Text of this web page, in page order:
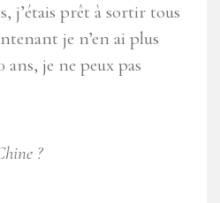
j’étais prêt à sortir tous
je n’en ai plus
ans, je ne peux pas
?